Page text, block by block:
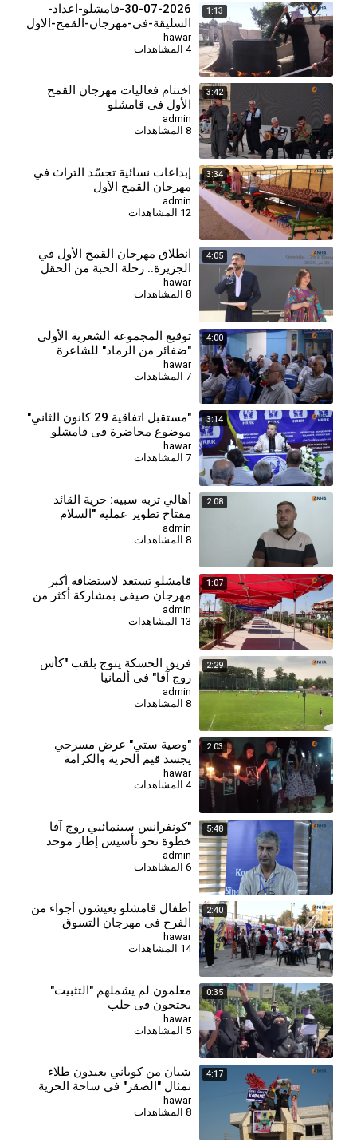
1:13
30-07-2026-قامشلو-اعداد-
السليقة-في-مهرجان-القمح-الاول
(8)
hawar
4 المشاهدات
3:42
اختتام فعاليات مهرجان القمح
الأول في قامشلو
admin
8 المشاهدات
3:34
⁣إبداعات نسائية تجسّد التراث في
مهرجان القمح الأول
admin
12 المشاهدات
4:05
انطلاق مهرجان القمح الأول في
الجزيرة.. رحلة الحبة من الحقل
إلى المائدة
hawar
4:00
توقيع المجموعة الشعرية الأولى
"ضفائر من الرماد" للشاعرة
نورهان حسن
hawar
7 المشاهدات
3:14
"مستقبل اتفاقية 29 كانون الثاني"
موضوع محاضرة في قامشلو
hawar
7 المشاهدات
2:08
⁣أهالي تربه سبيه: حرية القائد
مفتاح تطوير عملية "السلام
والمجتمع الديمقراطي"
admin
1:07
⁣قامشلو تستعد لاستضافة أكبر
مهرجان صيفي بمشاركة أكثر من
230 شركة
admin
13 المشاهدات
2:29
فريق الحسكة يتوج بلقب "كأس
روج آفا" في ألمانيا
admin
2:03
"وصية ستي" عرض مسرحي
يجسد قيم الحرية والكرامة
hawar
4 المشاهدات
5:48
"كونفرانس سينمائيي روج آفا
خطوة نحو تأسيس إطار موحد
وتجاوز تحديات القطاع"
admin
6 المشاهدات
2:40
أطفال قامشلو يعيشون أجواء من
الفرح في مهرجان التسوق
hawar
14 المشاهدات
0:35
معلمون لم يشملهم "التثبيت"
يحتجون في حلب
hawar
5 المشاهدات
4:17
شبان من كوباني يعيدون طلاء
تمثال "الصقر" في ساحة الحرية
بألوان العلم الكردي
hawar